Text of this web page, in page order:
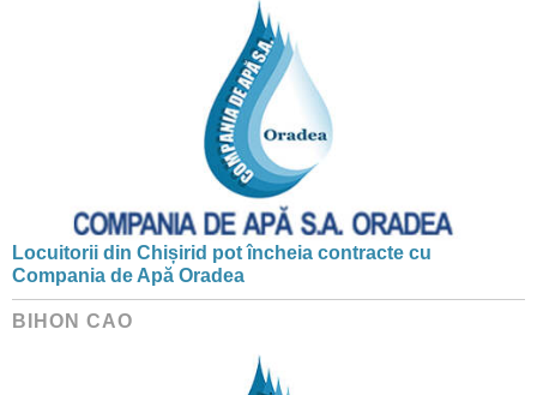
Locuitorii din Chișirid pot încheia contracte cu
Compania de Apă Oradea
BIHON CAO